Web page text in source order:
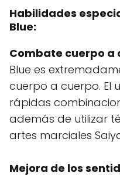
Habilidades
Blue:
Combate cuerpo a
Blue es
cuerpo a cuerpo. El
rápidas
además de utilizar
artes marciales
Mejora de los